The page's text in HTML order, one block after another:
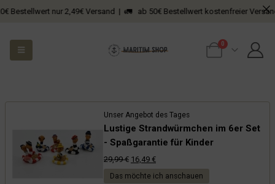
nur 2,49€ Versand | 🚛 ab 50€ Bestellwert kostenfreier Versand
0
Unser Angebot des Tages
Lustige Strandwürmchen im 6er Set
- Spaßgarantie für Kinder
29,99€ Ursprünglicher
Preis
16,49 €Aktueller
Preis
Das möchte ich anschauen